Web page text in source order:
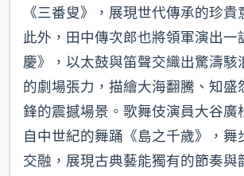
《三番叟》，展現世代傳承的珍貴
此外，田中傳次郎也將領軍演出一
慶》，以太鼓與笛聲交織出驚濤駭
的劇場張力，描繪大海翻騰、知盛
鋒的震撼場景。歌舞伎演員大谷廣
自中世紀的舞踊《島之千歲》，舞
交融，展現古典藝能獨有的節奏與